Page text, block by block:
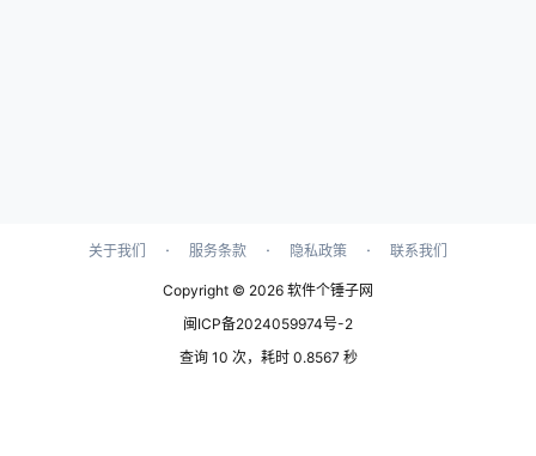
关于我们 · 服务条款 · 隐私政策 · 联系我们
Copyright © 2026 软件个锤子网
闽ICP备2024059974号-2
查询 10 次，耗时 0.8567 秒